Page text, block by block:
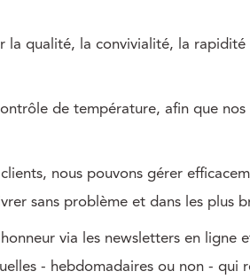
la qualité, la convivialité, la
de température, afin que nos
nous pouvons gérer
sans problème et dans les plus
via les newsletters en ligne
- hebdomadaires ou non - qui